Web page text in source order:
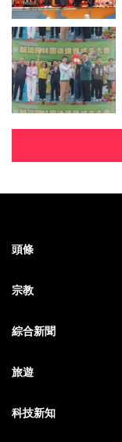
頭條
宗教
綜合新聞
旅遊
科技新知